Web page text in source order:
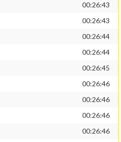
00:26:43
00:26:43
00:26:44
00:26:44
00:26:45
00:26:46
00:26:46
00:26:46
00:26:46